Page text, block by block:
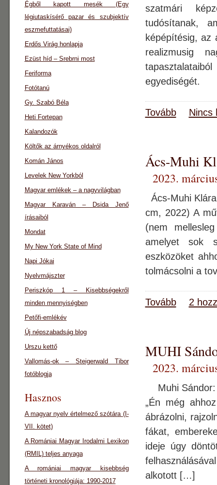
szatmári
tudósítanak,
képépítésig, az
realizmusig
egyediségét.
Tovább Nincs
Ács-Muhi
2023.
Ács-Muhi
cm, 2022) A
(nem
amelyet sok
eszközöket
tolmácsolni a
Tovább 2
MUHI
2023.
Muhi Sándor:
„Én még
ábrázolni,
fákat,
ideje úgy
alkotott […]
Égből kapott mesék (Egy
légiutaskísérő pazar és szubjektív
eszmefuttatásai)
Erdős Virág honlapja
Ezüst híd – Srebrni most
Feriforma
Fotótanú
Gy. Szabó Béla
Heti Fortepan
Kalandozók
Költők az árnyékos oldalról
Komán János
Levelek New Yorkból
Magyar emlékek – a nagyvilágban
Magyar Karaván – Dsida Jenő
írásaiból
Mondat
My New York State of Mind
Napi Jókai
Nyelvmájszter
Periszkóp 1 – Kisebbségekről
minden mennyiségben
Petőfi-emlékév
Új népszabadság blog
Urszu kettő
Vallomás-ok – Steigerwald Tibor
fotóblogja
Hasznos
A magyar nyelv értelmező szótára (I-
VII. kötet)
A Romániai Magyar Irodalmi Lexikon
(RMIL) teljes anyaga
A romániai magyar kisebbség
történeti kronológiája: 1990-2017